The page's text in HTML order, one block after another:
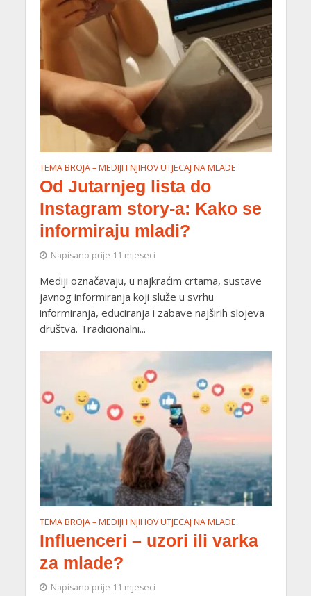
TEMA BROJA – MEDIJI I NJIHOV UTJECAJ NA MLADE
Od Jutarnjeg lista do
Instagram story-a: Kako se
informiraju mladi?
Napisano prije 11 mjeseci
Mediji označavaju, u najkraćim crtama, sustave
javnog informiranja koji služe u svrhu
informiranja, educiranja i zabave najširih slojeva
društva. Tradicionalni...
TEMA BROJA – MEDIJI I NJIHOV UTJECAJ NA MLADE
Influenceri – uzori ili varka
za mlade?
Napisano prije 11 mjeseci